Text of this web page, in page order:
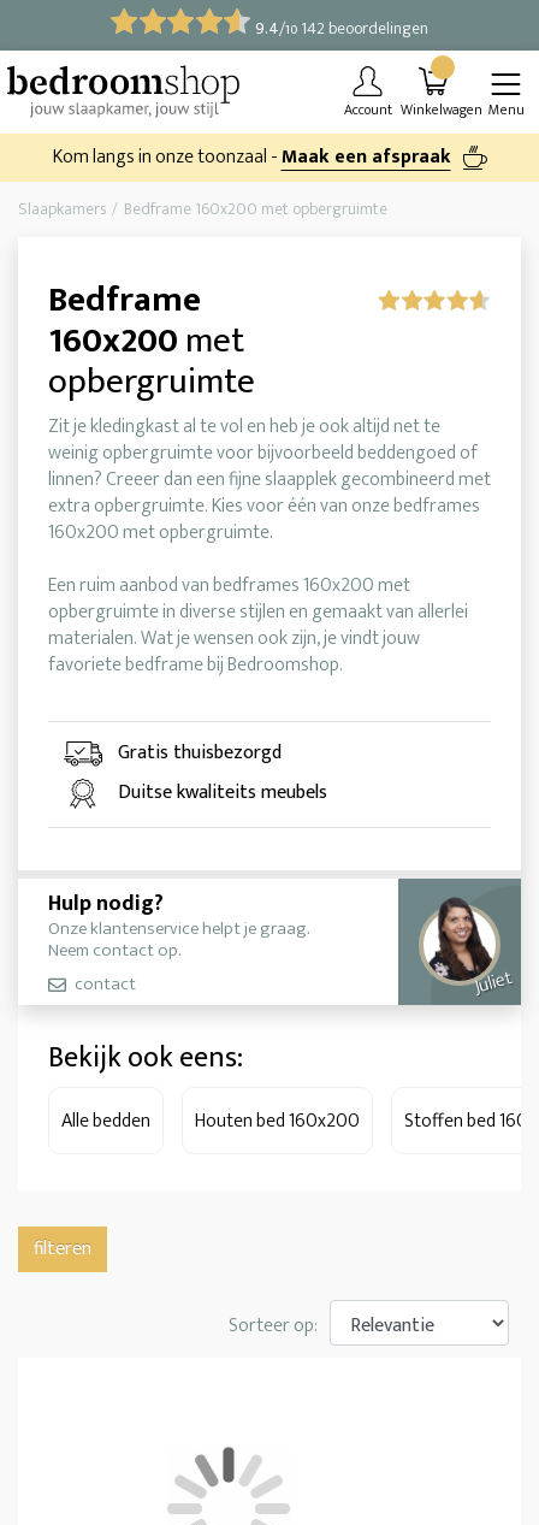
9.4/10 142 beoordelingen
Account Winkelwagen Menu
Kom langs in onze toonzaal -Maak een afspraak
Slaapkamers Bedframe 160x200 met opbergruimte
Bedframe
160x200met
opbergruimte
Zit je kledingkast al te vol en heb je ook altijd net te
weinig opbergruimte voor bijvoorbeeld beddengoed of
linnen? Creeer dan een fijne slaapplek gecombineerd met
extra opbergruimte. Kies voor één van onze bedframes
160x200 met opbergruimte.
Een ruim aanbod van bedframes 160x200 met
opbergruimte in diverse stijlen en gemaakt van allerlei
materialen. Wat je wensen ook zijn, je vindt jouw
favoriete bedframe bij Bedroomshop.
Gratis thuisbezorgd
Duitse kwaliteits meubels
Hulp nodig?
Onze klantenservice helpt je graag.
Neem contact op.
contact
Juliet
Bekijk ook eens:
Alle bedden Houten bed 160x200 Stoffen bed
filteren
Sorteer op: